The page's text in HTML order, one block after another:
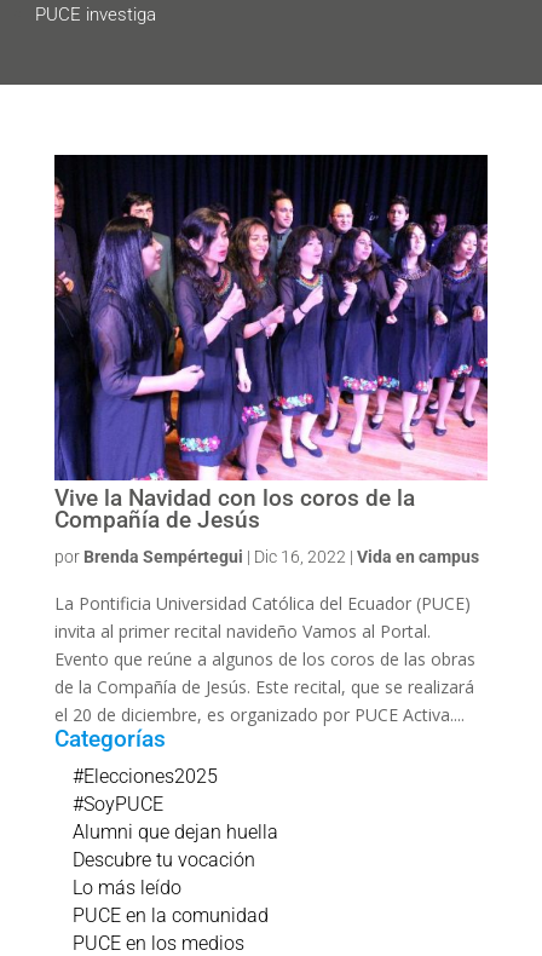
PUCE investiga
Vive la Navidad con los coros de la
Compañía de Jesús
por Brenda Sempértegui | Dic 16, 2022 | Vida en campus
La Pontificia Universidad Católica del Ecuador (PUCE)
invita al primer recital navideño Vamos al Portal.
Evento que reúne a algunos de los coros de las obras
de la Compañía de Jesús. Este recital, que se realizará
el 20 de diciembre, es organizado por PUCE Activa....
Categorías
#Elecciones2025
#SoyPUCE
Alumni que dejan huella
Descubre tu vocación
Lo más leído
PUCE en la comunidad
PUCE en los medios